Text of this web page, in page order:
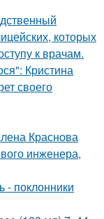
которых
к врачам.
Кристина
своего
Краснова
инженера,
- поклонники